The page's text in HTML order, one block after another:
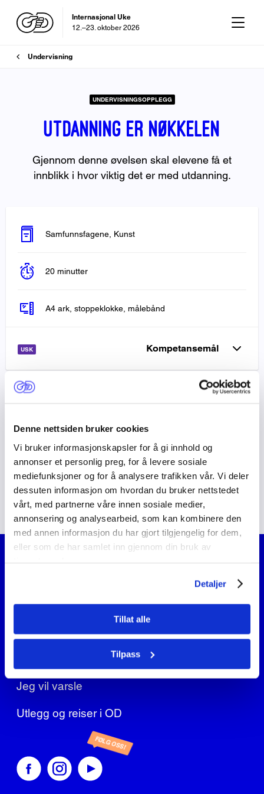
Denne nettsiden bruker cookies
Vi bruker informasjonskapsler for å gi innhold og
annonser et personlig preg, for å levere sosiale
mediefunksjoner og for å analysere trafikken vår. Vi deler
dessuten informasjon om hvordan du bruker nettstedet
vårt, med partnerne våre innen sosiale medier,
annonsering og analysearbeid, som kan kombinere den
med annen informasjon du har gjort tilgjengelig for dem,
eller som de har samlet inn gjennom din bruk av
Detaljer
Tillat alle
Tilpass
Internasjonal Uke
12.–23. oktober 2026
OD-dagen
Brødsmulesti
Undervisning
UNDERVISNINGSOPPLEGG
Utdanning er nøkkelen
Gjennom denne øvelsen skal elevene få et
innblikk i hvor viktig det er med utdanning.
Samfunnsfagene, Kunst
20 minutter
A4 ark, stoppeklokke, målebånd
USK Kompetansemål
Kompetansemål i denne øvelsen
Slik gjennomfører du øvelsen
Mal til å brette frosk
Nettbutikk
OD’s visuelle profil
Informasjon for søkere
Jeg vil varsle
Utlegg og reiser i OD
FØLG OSS!